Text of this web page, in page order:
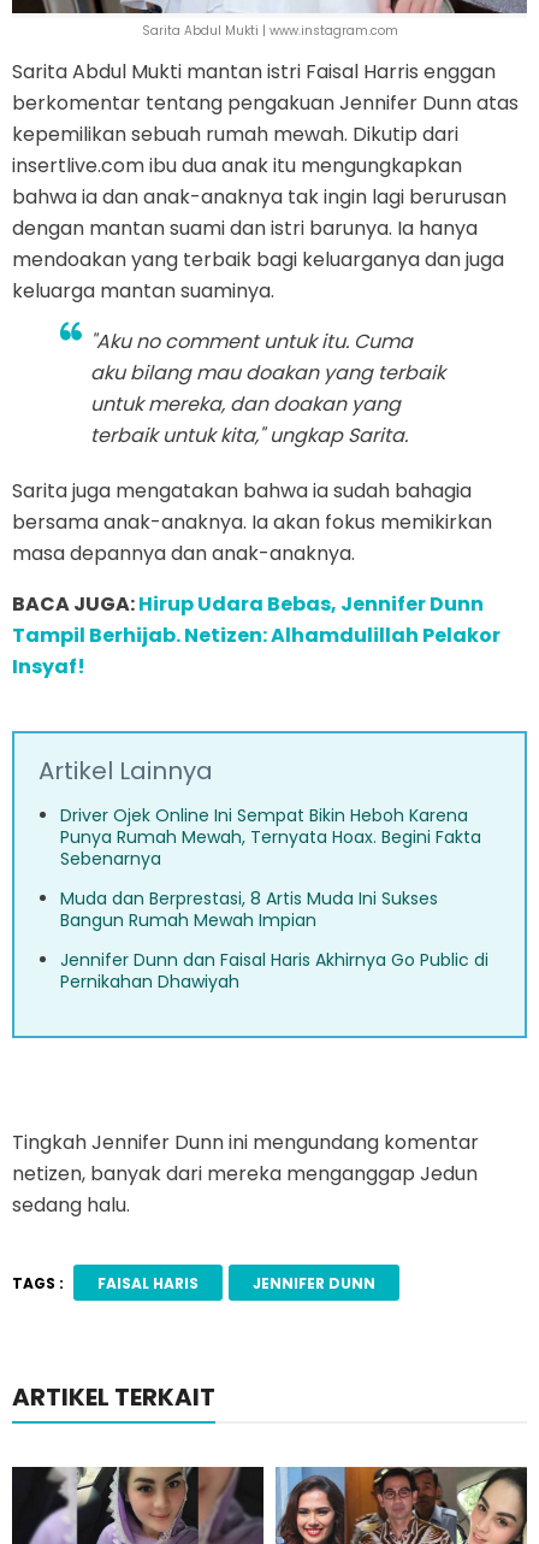
Sarita Abdul Mukti | www.instagram.com
Sarita Abdul Mukti mantan istri Faisal Harris enggan
berkomentar tentang pengakuan Jennifer Dunn atas
kepemilikan sebuah rumah mewah. Dikutip dari
insertlive.com ibu dua anak itu mengungkapkan
bahwa ia dan anak-anaknya tak ingin lagi berurusan
dengan mantan suami dan istri barunya. Ia hanya
mendoakan yang terbaik bagi keluarganya dan juga
keluarga mantan suaminya.
"Aku no comment untuk itu. Cuma
aku bilang mau doakan yang terbaik
untuk mereka, dan doakan yang
terbaik untuk kita," ungkap Sarita.
Sarita juga mengatakan bahwa ia sudah bahagia
bersama anak-anaknya. Ia akan fokus memikirkan
masa depannya dan anak-anaknya.
BACA JUGA:Hirup Udara Bebas, Jennifer Dunn
Tampil Berhijab. Netizen: Alhamdulillah Pelakor
Insyaf!
Artikel Lainnya
Driver Ojek Online Ini Sempat Bikin Heboh Karena
Punya Rumah Mewah, Ternyata Hoax. Begini Fakta
Sebenarnya
Muda dan Berprestasi, 8 Artis Muda Ini Sukses
Bangun Rumah Mewah Impian
Jennifer Dunn dan Faisal Haris Akhirnya Go Public di
Pernikahan Dhawiyah
Tingkah Jennifer Dunn ini mengundang komentar
netizen, banyak dari mereka menganggap Jedun
sedang halu.
TAGS : FAISAL HARIS JENNIFER DUNN
ARTIKEL TERKAIT